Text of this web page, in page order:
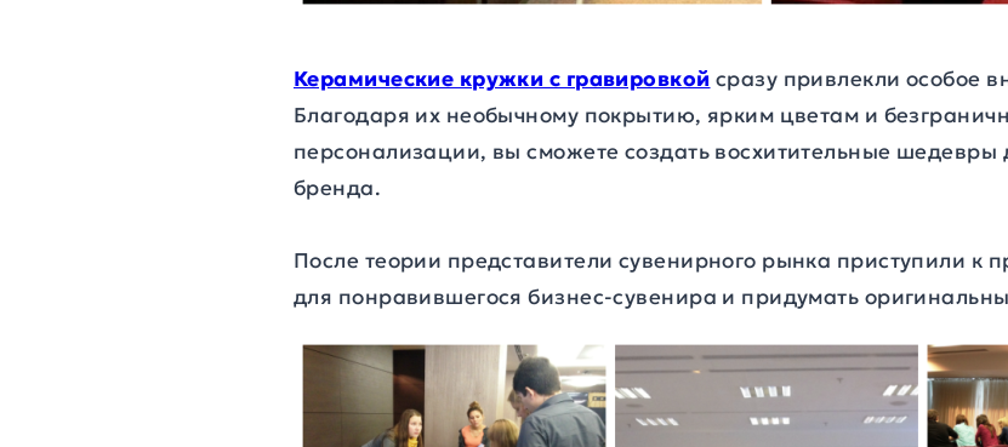
Керамические кружки с гравировкой сразу привлекли особое
Благодаря их необычному покрытию, ярким цветам и
персонализации, вы сможете создать восхитительные
бренда.
После теории представители сувенирного рынка приступили к
для понравившегося бизнес-сувенира и придумать